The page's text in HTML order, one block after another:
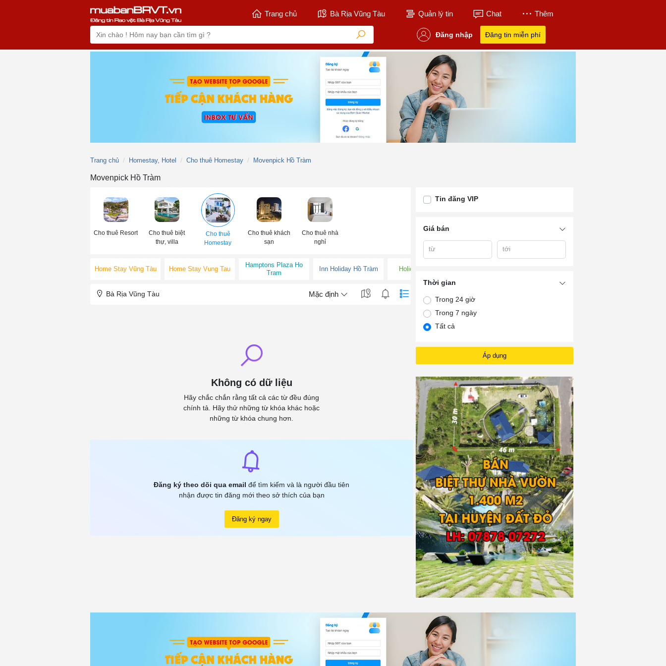
Trang chủ Bà Rịa Vũng Tàu Quản lý tin Chat Thêm
Đăng nhập Đăng tin miễn phí
Trang chủ Homestay, Hotel Cho thuê Homestay Movenpick Hồ Tràm
Movenpick Hồ Tràm
Cho thuê Resort
Cho thuê biệt
thự, villa
Cho thuê
Homestay
Cho thuê khách
sạn
Cho thuê nhà
nghỉ
Home Stay Vũng Tàu Home Stay Vung Tau
Hamptons Plaza Ho
Tram
Inn Holiday Hồ Tràm Holiday Ho Tram
Bà Rịa Vũng Tàu Mặc định
Không có dữ liệu
Hãy chắc chắn rằng tất cả các từ đều đúng
chính tả. Hãy thử những từ khóa khác hoặc
những từ khóa chung hơn.
Đăng ký theo dõi qua email để tìm kiếm và là người đầu tiên
nhận được tin đăng mới theo sở thích của bạn
Đăng ký ngay
Tin đăng VIP
Giá bán
từ tới
Thời gian
Trong 24 giờ
Trong 7 ngày
Tất cả
Áp dụng